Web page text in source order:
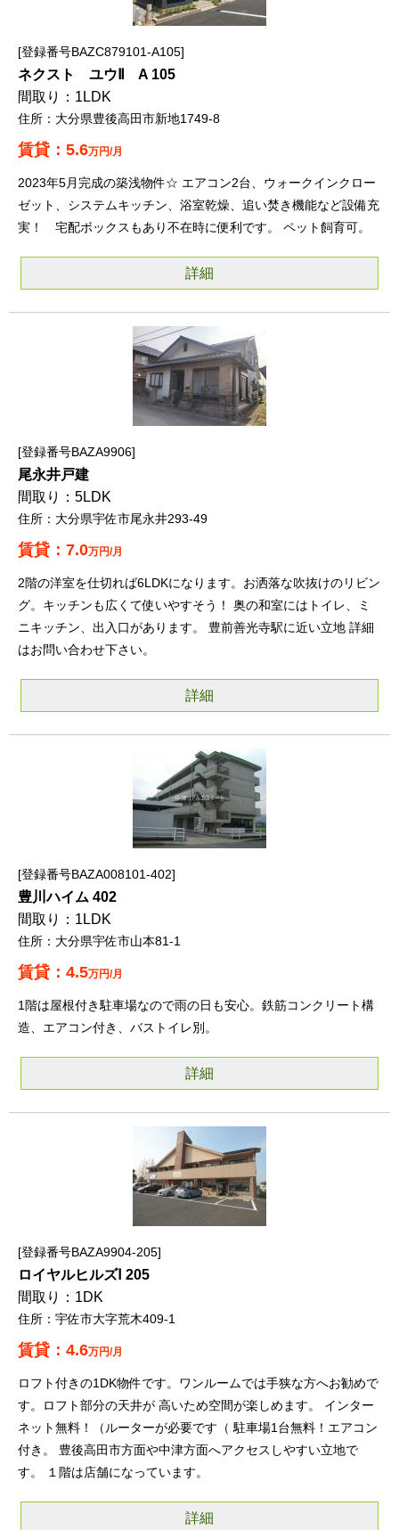
登録番号BAZC879101-A105
ネクスト ユウⅡ A 105
1LDK
大分県豊後高田市新地1749-8
5.6万円/月
2023年5月完成の築浅物件☆ エアコン2台、ウォークインクロー
ゼット、システムキッチン、浴室乾燥、追い焚き機能など設備充
実！ 宅配ボックスもあり不在時に便利です。 ペット飼育可。
詳細
登録番号BAZA9906
尾永井戸建
5LDK
大分県宇佐市尾永井293-49
7.0万円/月
2階の洋室を仕切れば6LDKになります。お洒落な吹抜けのリビン
グ。キッチンも広くて使いやすそう！ 奥の和室にはトイレ、ミ
ニキッチン、出入口があります。 豊前善光寺駅に近い立地 詳細
はお問い合わせ下さい。
詳細
登録番号BAZA008101-402
豊川ハイム 402
1LDK
大分県宇佐市山本81-1
4.5万円/月
1階は屋根付き駐車場なので雨の日も安心。鉄筋コンクリート構
造、エアコン付き、バストイレ別。
詳細
登録番号BAZA9904-205
ロイヤルヒルズⅠ 205
1DK
宇佐市大字荒木409-1
4.6万円/月
ロフト付きの1DK物件です。ワンルームでは手狭な方へお勧めで
す。ロフト部分の天井が 高いため空間が楽しめます。 インター
ネット無料！（ルーターが必要です（ 駐車場1台無料！エアコン
付き。 豊後高田市方面や中津方面へアクセスしやすい立地で
す。 １階は店舗になっています。
詳細